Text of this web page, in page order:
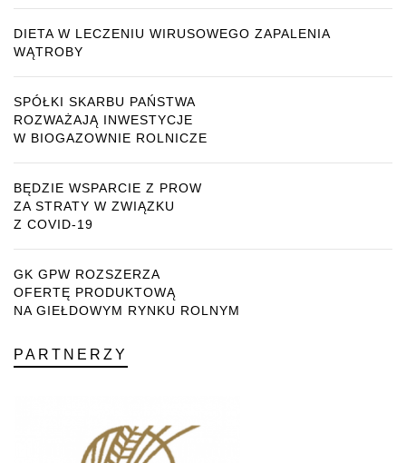
DIETA W LECZENIU WIRUSOWEGO ZAPALENIA
WĄTROBY
SPÓŁKI SKARBU PAŃSTWA
ROZWAŻAJĄ INWESTYCJE
W BIOGAZOWNIE ROLNICZE
BĘDZIE WSPARCIE Z PROW
ZA STRATY W ZWIĄZKU
Z COVID-19
GK GPW ROZSZERZA
OFERTĘ PRODUKTOWĄ
NA GIEŁDOWYM RYNKU ROLNYM
PARTNERZY